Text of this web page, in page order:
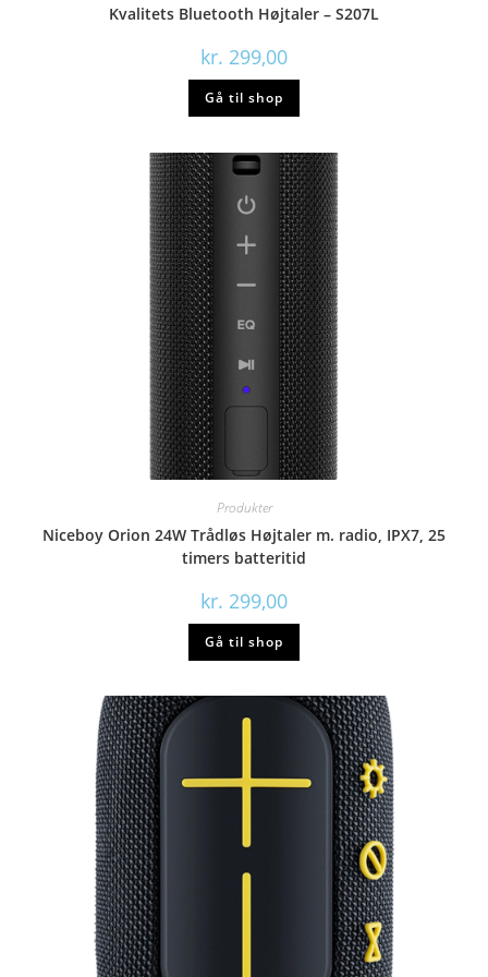
Kvalitets Bluetooth Højtaler – S207L
kr. 299,00
Gå til shop
Produkter
Niceboy Orion 24W Trådløs Højtaler m. radio, IPX7, 25
timers batteritid
kr. 299,00
Gå til shop